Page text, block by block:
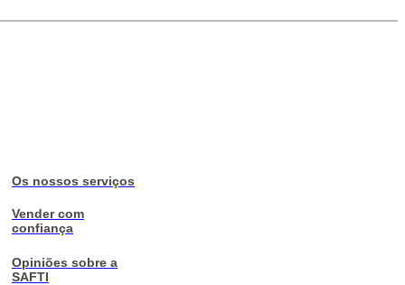
Os nossos serviços
Vender com
confiança
Opiniões sobre a
SAFTI